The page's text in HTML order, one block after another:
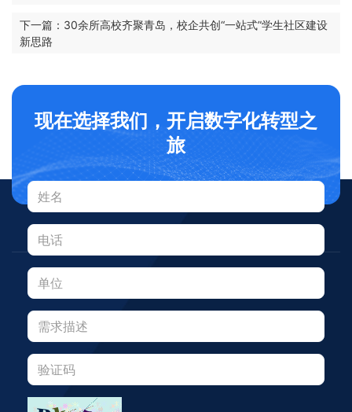
下一篇：30余所高校齐聚青岛，校企共创“一站式”学生社区建设
新思路
现在选择我们，开启数字化转型之
旅